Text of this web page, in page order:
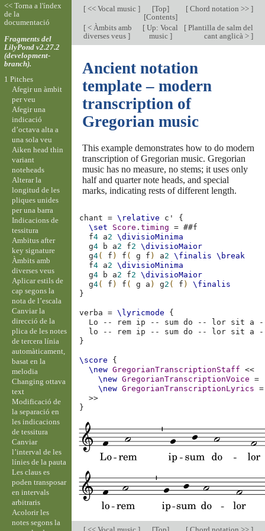
[<< Vocal music ] [Top]
[Contents]
[Chord notation >> ]
[< Àmbits amb
diverses veus ]
[ Up: Vocal
music ]
[Plantilla de salm del
cant anglicà > ]
Ancient notation
template – modern
transcription of
Gregorian music
This example demonstrates how to do modern
transcription of Gregorian music. Gregorian
music has no measure, no stems; it uses only
half and quarter note heads, and special
marks, indicating rests of different length.
chant = \relative c'
{
\set
Score .timing = ##f
f4 a2
\divisioMinima
g4 b a2 f2
\divisioMaior
g4( f ) f ( g f ) a2 \finalis
\break
f4 a2
\divisioMinima
g4 b a2 f2
\divisioMaior
g4( f ) f ( g a ) g2 ( f )
\finalis
}
verba = \lyricmode
{
Lo
-- rem ip -- sum do -- lor sit a
lo
-- rem ip -- sum do -- lor sit a
}
\score
{
\new GregorianTranscriptionStaff
<<
\new GregorianTranscriptionVoice =
\new GregorianTranscriptionLyrics
=
>>
}
<< Torna a l'índex
de la
documentació
Fragments del
LilyPond v2.27.2
(development-
branch).
1 Pitches
Afegir un àmbit
per veu
Afegir una
indicació
d’octava alta a
una sola veu
Aiken head thin
variant
noteheads
Alterar la
longitud de les
pliques unides
per una barra
Indicacions de
tessitura
Ambitus after
key signature
Àmbits amb
diverses veus
Aplicar estils de
cap segons la
nota de l’escala
Canviar la
direcció de la
plica de les notes
de tercera línia
automàticament,
basat en la
melodia
Changing ottava
text
Modificació de
la separació en
les indicacions
de tessitura
Canviar
l’interval de les
línies de la pauta
Les claus es
poden transposar
en intervals
arbitraris
Acolorir les
notes segons la